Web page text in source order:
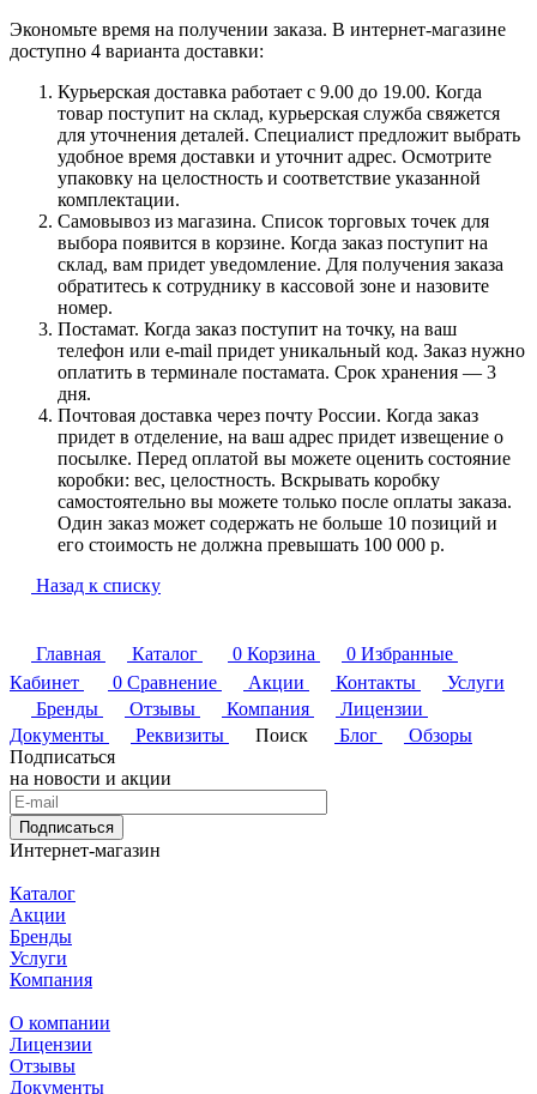
Экономьте время на получении заказа. В интернет-магазине
доступно 4 варианта доставки:
Курьерская доставка работает с 9.00 до 19.00. Когда
товар поступит на склад, курьерская служба свяжется
для уточнения деталей. Специалист предложит выбрать
удобное время доставки и уточнит адрес. Осмотрите
упаковку на целостность и соответствие указанной
комплектации.
Самовывоз из магазина. Список торговых точек для
выбора появится в корзине. Когда заказ поступит на
склад, вам придет уведомление. Для получения заказа
обратитесь к сотруднику в кассовой зоне и назовите
номер.
Постамат. Когда заказ поступит на точку, на ваш
телефон или e-mail придет уникальный код. Заказ нужно
оплатить в терминале постамата. Срок хранения — 3
дня.
Почтовая доставка через почту России. Когда заказ
придет в отделение, на ваш адрес придет извещение о
посылке. Перед оплатой вы можете оценить состояние
коробки: вес, целостность. Вскрывать коробку
самостоятельно вы можете только после оплаты заказа.
Один заказ может содержать не больше 10 позиций и
его стоимость не должна превышать 100 000 р.
Назад к списку
Главная Каталог 0 Корзина 0 Избранные
Кабинет
0 Сравнение Акции Контакты
Услуги
Бренды
Отзывы Компания
Лицензии
Документы
Реквизиты Поиск Блог
Обзоры
Подписаться
на новости и акции
Подписаться
Интернет-магазин
Каталог
Акции
Бренды
Услуги
Компания
О компании
Лицензии
Отзывы
Документы